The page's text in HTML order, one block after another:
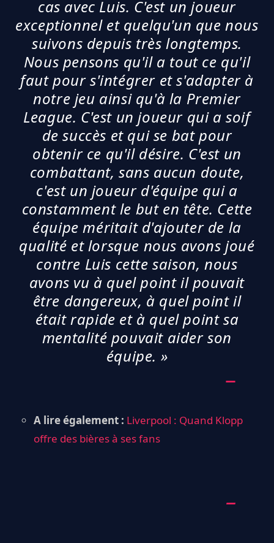
cas avec Luis. C'est un joueur
exceptionnel et quelqu'un que nous
suivons depuis très longtemps.
Nous pensons qu'il a tout ce qu'il
faut pour s'intégrer et s'adapter à
notre jeu ainsi qu'à la Premier
League. C'est un joueur qui a soif
de succès et qui se bat pour
obtenir ce qu'il désire. C'est un
combattant, sans aucun doute,
c'est un joueur d'équipe qui a
constamment le but en tête. Cette
équipe méritait d'ajouter de la
qualité et lorsque nous avons joué
contre Luis cette saison, nous
avons vu à quel point il pouvait
être dangereux, à quel point il
était rapide et à quel point sa
mentalité pouvait aider son
équipe. »
A lire également : Liverpool : Quand Klopp
offre des bières à ses fans